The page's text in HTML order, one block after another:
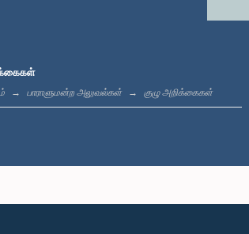
பாராளுமன்ற அலுவல்கள் குழு அறிக்கைகள்